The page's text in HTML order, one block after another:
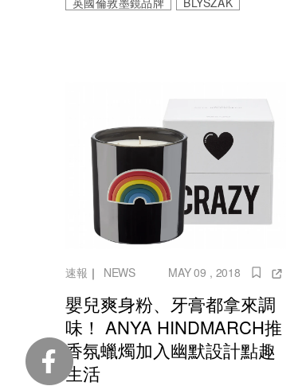
速報 ｜ NEWS MAY 09 , 2018
嬰兒爽身粉、牙膏都拿來調
味！ ANYA HINDMARCH推
香氛蠟燭加入幽默設計點趣
生活